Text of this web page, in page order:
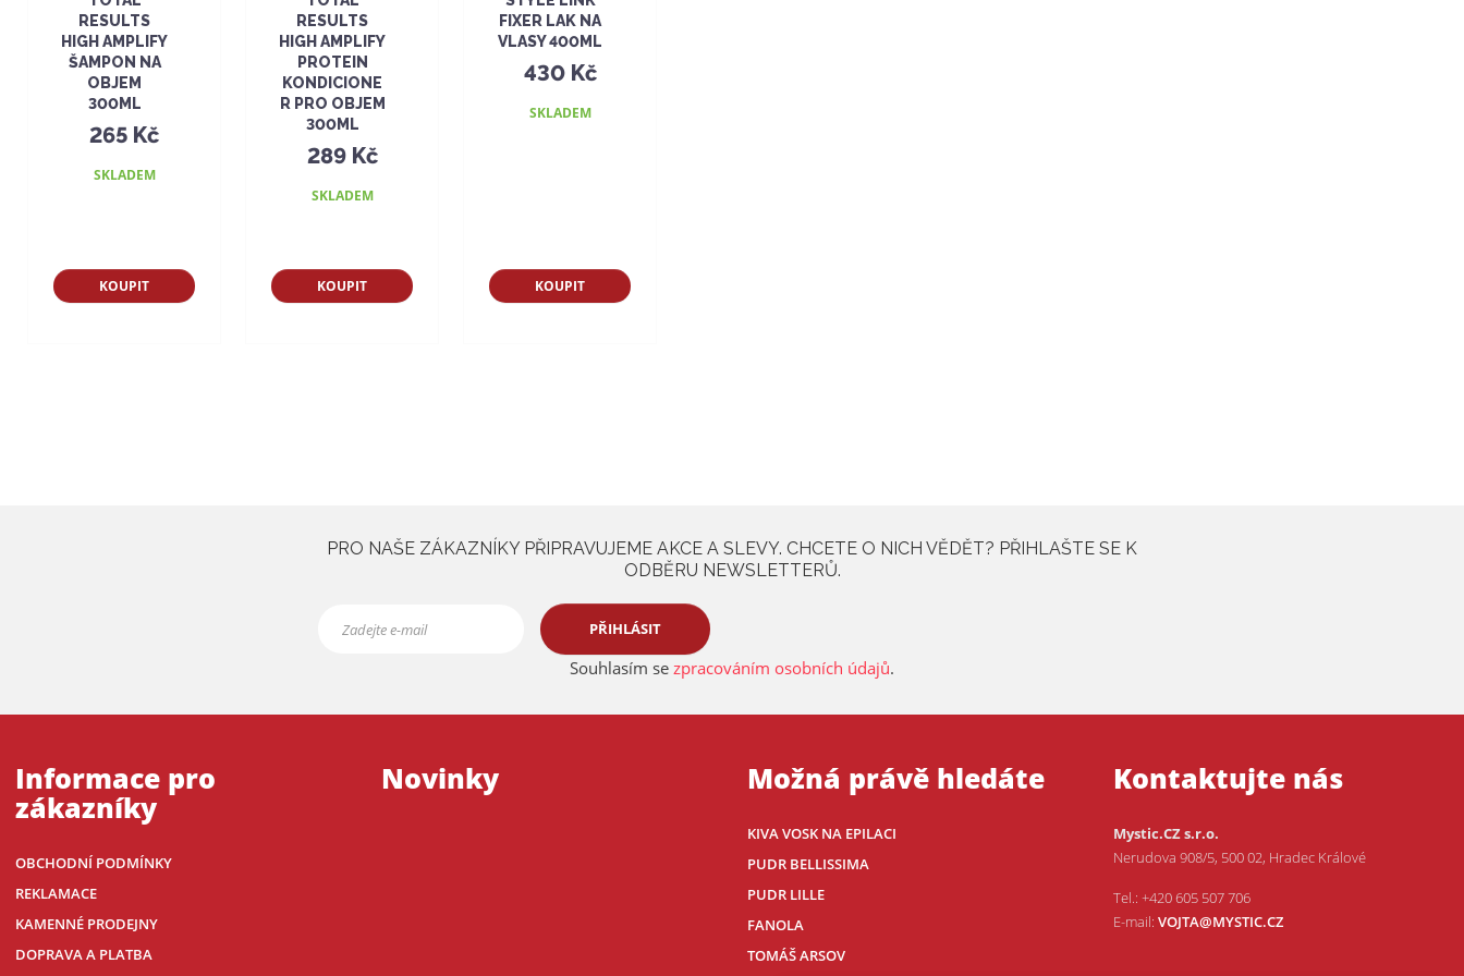
RESULTS
HIGH AMPLIFY
ŠAMPON NA
OBJEM
300ML
265 Kč
SKLADEM
KOUPIT
RESULTS
HIGH AMPLIFY
PROTEIN
KONDICIONE
R PRO OBJEM
300ML
289 Kč
SKLADEM
KOUPIT
FIXER LAK NA
VLASY 400ML
430 Kč
SKLADEM
KOUPIT
PRO NAŠE ZÁKAZNÍKY PŘIPRAVUJEME AKCE A SLEVY. CHCETE O NICH VĚDĚT? PŘIHLAŠTE SE K
ODBĚRU NEWSLETTERŮ.
PŘIHLÁSIT
Souhlasím se zpracováním osobních údajů.
Informace pro
zákazníky
OBCHODNÍ PODMÍNKY
REKLAMACE
KAMENNÉ PRODEJNY
DOPRAVA A PLATBA
Novinky Možná právě hledáte
KIVA VOSK NA EPILACI
PUDR BELLISSIMA
PUDR LILLE
FANOLA
TOMÁŠ ARSOV
Kontaktujte nás
Mystic.CZ s.r.o.
Nerudova 908/5, 500 02, Hradec Králové
Tel.: +420 605 507 706
E-mail:VOJTA@MYSTIC.CZ